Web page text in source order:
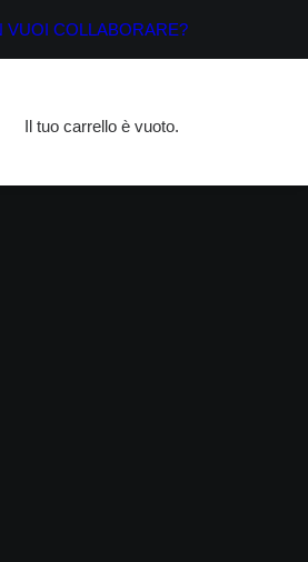
VUOI COLLABORARE?
Il tuo carrello è vuoto.